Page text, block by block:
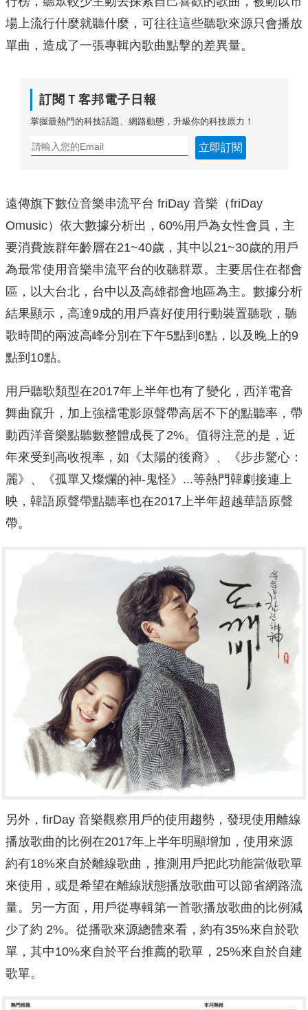
場上流行什麼就聽什麼，可往往這些聽歌來源只會播放
單曲，造成了一張專輯內歌曲點擊的差異量。
訂閱Ｔ客邦電子日報
掌握最熱門的科技話題、網路動態，升級你的科技原力！
立即訂閱
遠傳旗下數位音樂串流平台 friDay 音樂（friDay
Omusic）依大數據分析出，60%用戶為女性會員，主
要消費族群年齡層在21~40歲，其中以21~30歲的用戶
為最常使用音樂串流平台的收聽群眾。主要居住在都會
區，以大台北， 台中以及高雄都會地區為主。數據分析
結果顯示，高達9成的用戶喜好使用行動裝置聽歌，聽
歌時間的兩波高峰分別在下午5點到6點， 以及晚上的9
點到10點。
用戶聽歌類型在2017年上半年也有了變化，西洋電音
舞曲竄升， 加上強檔電影原聲帶高居不下的點聽率， 帶
動西洋音樂點聽數整體成長了2%。值得注意的是， 近
年來受到高收視率，如《太陽的後裔》、《步步驚心：
麗》、《孤單又燦爛的神-鬼怪》...等熱門韓劇接連上
映， 韓語原聲帶點聽率也在2017上半年超越華語原聲
帶。
另外，firDay 音樂觀察用戶的使用趨勢， 發現使用離線
播放歌曲的比例在2017年上半年明顯增加， 使用來源
約有18%來自於離線歌曲， 推測用戶把此功能當做歌單
來使用， 或是希望在離線狀態播放歌曲可以節省網路流
量。另一方面， 用戶從專輯第一首歌播放歌曲的比例減
少了約 2%。從播歌來源總體來看，約有35%來自於歌
單，其中10%來自於平台推薦的歌單，25%來自於自建
歌單。